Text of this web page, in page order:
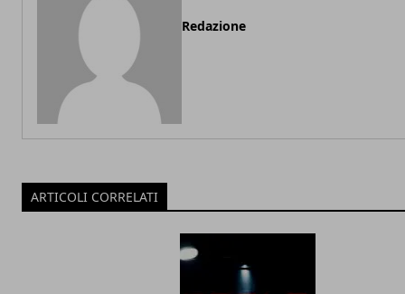
Redazione
ARTICOLI CORRELATI